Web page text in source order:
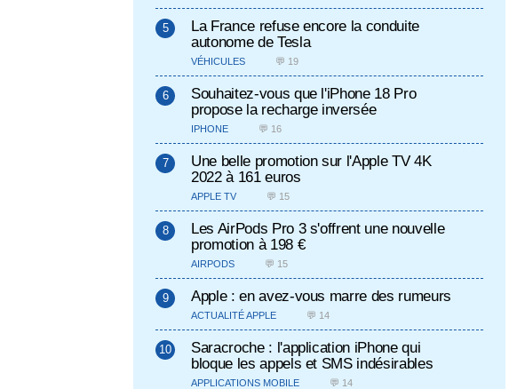
La France refuse encore la conduite
autonome de Tesla
VÉHICULES 💬 19
Souhaitez-vous que l'iPhone 18 Pro
propose la recharge inversée
IPHONE 💬 16
Une belle promotion sur l'Apple TV 4K
2022 à 161 euros
APPLE TV 💬 15
Les AirPods Pro 3 s'offrent une nouvelle
promotion à 198 €
AIRPODS 💬 15
Apple : en avez-vous marre des rumeurs
ACTUALITÉ APPLE 💬 14
Saracroche : l'application iPhone qui
bloque les appels et SMS indésirables
APPLICATIONS MOBILE 💬 14